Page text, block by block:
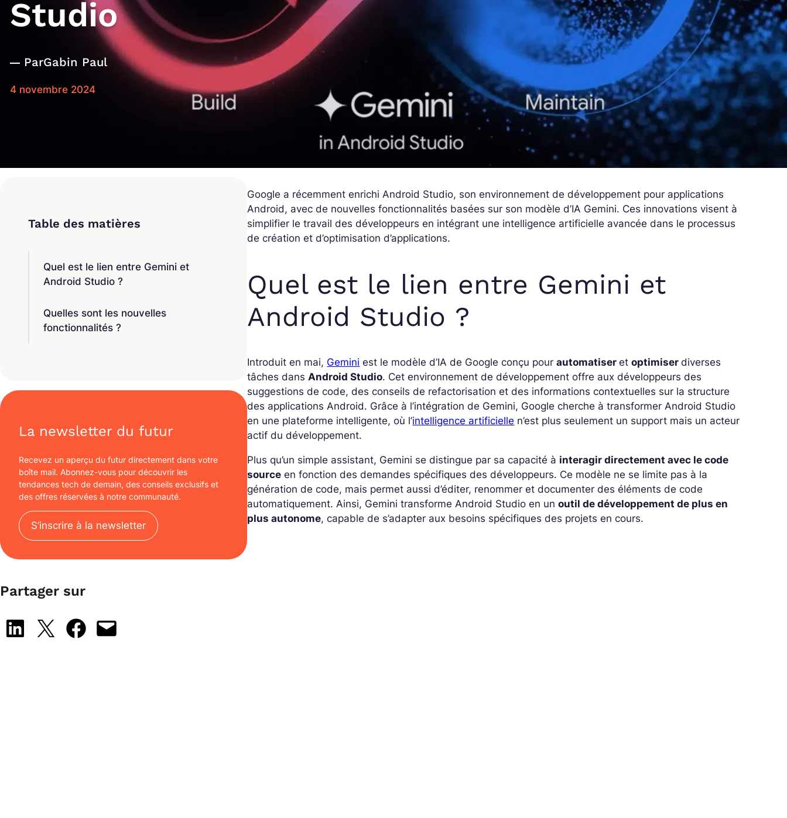
Studio
ParGabin Paul
4 novembre 2024
Quel est le lien entre Gemini et
Android Studio ?
Quelles sont les nouvelles
fonctionnalités ?
La newsletter du futur
Recevez un aperçu du futur directement dans votre
boîte mail. Abonnez-vous pour découvrir les
tendances tech de demain, des conseils exclusifs et
des offres réservées à notre communauté.
S’inscrire à la newsletter
Partager sur
Share on LinkedIn
Share on X Share on Facebook
Email this Page
Google a récemment enrichi Android Studio, son environnement de développement pour applications
Android, avec de nouvelles fonctionnalités basées sur son modèle d’IA Gemini. Ces innovations visent à
simplifier le travail des développeurs en intégrant une intelligence artificielle avancée dans le processus
de création et d’optimisation d’applications.
Quel est le lien entre Gemini et
Android Studio ?
Introduit en mai, Gemini est le modèle d’IA de Google conçu pourautomatiseretoptimiser diverses
tâches dansAndroid Studio. Cet environnement de développement offre aux développeurs des
suggestions de code, des conseils de refactorisation et des informations contextuelles sur la structure
des applications Android. Grâce à l’intégration de Gemini, Google cherche à transformer Android Studio
en une plateforme intelligente, où l’intelligence artificielle n’est plus seulement un support mais un acteur
actif du développement.
Plus qu’un simple assistant, Gemini se distingue par sa capacité à interagir directement avec le code
source en fonction des demandes spécifiques des développeurs. Ce modèle ne se limite pas à la
génération de code, mais permet aussi d’éditer, renommer et documenter des éléments de code
automatiquement. Ainsi, Gemini transforme Android Studio en unoutil de développement de plus en
plus autonome, capable de s’adapter aux besoins spécifiques des projets en cours.